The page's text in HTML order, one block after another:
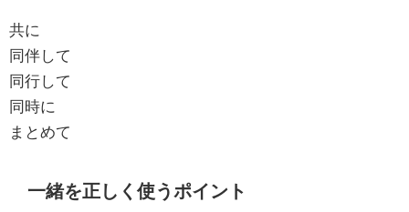
共に
同伴して
同行して
同時に
まとめて
一緒を正しく使うポイント